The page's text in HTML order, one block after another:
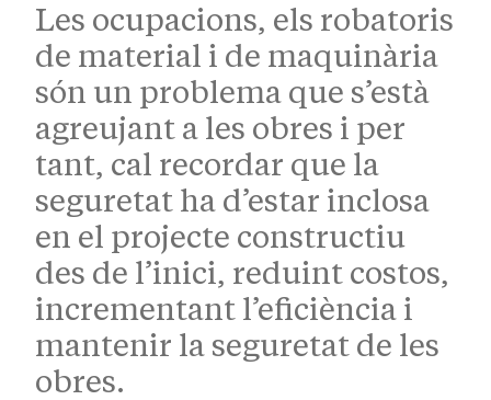
Les ocupacions, els robatoris
de material i de maquinària
són un problema que s’està
agreujant a les obres i per
tant, cal recordar que la
seguretat ha d’estar inclosa
en el projecte constructiu
des de l’inici, reduint costos,
incrementant l’eficiència i
mantenir la seguretat de les
obres.